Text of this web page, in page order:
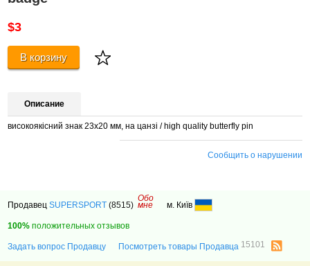
$3
В корзину
Описание
високоякісний знак 23х20 мм, на цанзі / high quality butterfly pin
Сообщить о нарушении
ПродавецSUPERSPORT (8515)
Обо
мне м. Київ
100% положительных отзывов
Задать вопрос Продавцу Посмотреть товары Продавца 15101